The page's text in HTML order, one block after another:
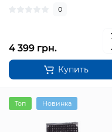
0
4 399 грн.
Купить
Топ Новинка